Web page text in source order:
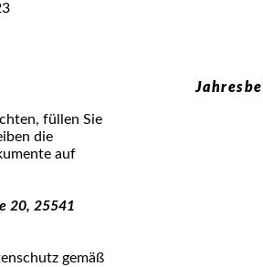
füllen Sie
die
auf
20, 25541
gemäß